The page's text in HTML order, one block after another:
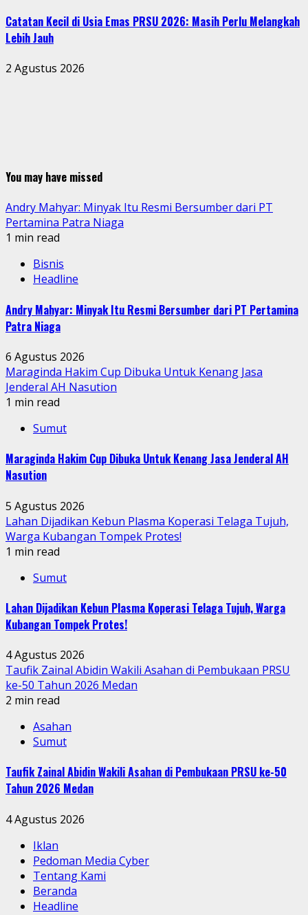
Catatan Kecil di Usia Emas PRSU 2026: Masih Perlu Melangkah
Lebih Jauh
2 Agustus 2026
You may have missed
Andry Mahyar: Minyak Itu Resmi Bersumber dari PT
Pertamina Patra Niaga
1 min read
Bisnis
Headline
Andry Mahyar: Minyak Itu Resmi Bersumber dari PT Pertamina
Patra Niaga
6 Agustus 2026
Maraginda Hakim Cup Dibuka Untuk Kenang Jasa
Jenderal AH Nasution
1 min read
Sumut
Maraginda Hakim Cup Dibuka Untuk Kenang Jasa Jenderal AH
Nasution
5 Agustus 2026
Lahan Dijadikan Kebun Plasma Koperasi Telaga Tujuh,
Warga Kubangan Tompek Protes!
1 min read
Sumut
Lahan Dijadikan Kebun Plasma Koperasi Telaga Tujuh, Warga
Kubangan Tompek Protes!
4 Agustus 2026
Taufik Zainal Abidin Wakili Asahan di Pembukaan PRSU
ke-50 Tahun 2026 Medan
2 min read
Asahan
Sumut
Taufik Zainal Abidin Wakili Asahan di Pembukaan PRSU ke-50
Tahun 2026 Medan
4 Agustus 2026
Iklan
Pedoman Media Cyber
Tentang Kami
Beranda
Headline